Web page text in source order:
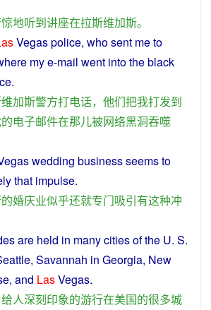
地听到讲座在拉斯维加斯。
Vegaspolice, whosent meto
my e-mail went into the black
.
加斯警方打电话， 他们把我打发到
的电子邮件在那儿被网络黑洞吞噬
wedding businessseemsto
that impulse.
的婚庆业似乎还就专门吸引有这种冲
are held in manycitiesof the U. S.
, Savannah in Georgia, New
and LasVegas.
给人深刻印象的游行在美国的很多城